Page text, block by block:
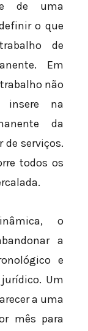
de uma
o que
de
Em
não
insere na
da
serviços.
todos os
o
a
e
Um
a uma
mês para